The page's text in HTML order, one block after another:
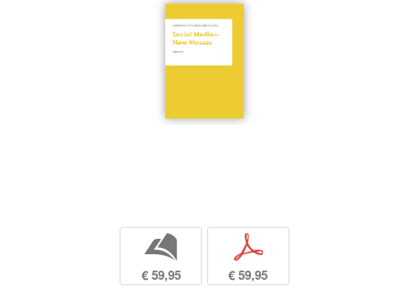
b
€ 59,95
p
€ 59,95